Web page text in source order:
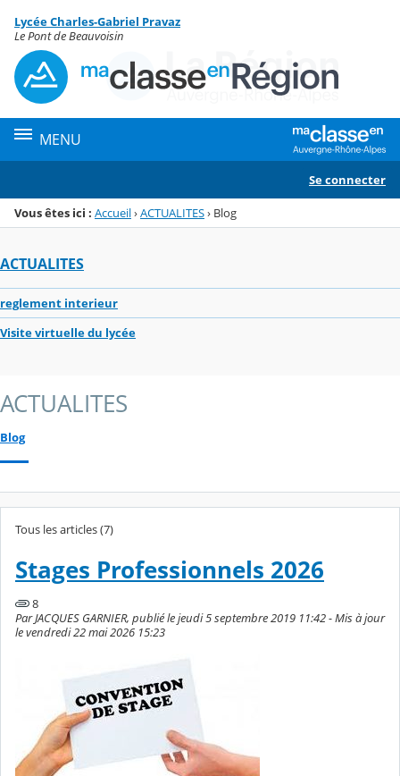
Menu de la rubrique
Contenu
Lycée Charles-Gabriel Pravaz
Le Pont de Beauvoisin
MENU
Se connecter
Vous êtes ici : Accueil›ACTUALITES› Blog
ACTUALITES
reglement interieur
Visite virtuelle du lycée
ACTUALITES
Blog
Tous les articles (7)
Stages Professionnels 2026
8
Par JACQUES GARNIER, publié le jeudi 5 septembre 2019 11:42 - Mis à jour
le vendredi 22 mai 2026 15:23